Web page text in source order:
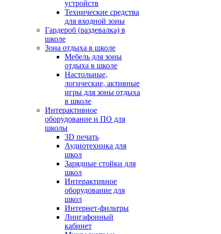
устройств
Технические средства
для входной зоны
Гардероб (раздевалка) в
школе
Зона отдыха в школе
Мебель для зоны
отдыха в школе
Настольные,
логические, активные
игры для зоны отдыха
в школе
Интерактивное
оборудование и ПО для
школы
3D печать
Аудиотехника для
школ
Зарядные стойки для
школ
Интерактивное
оборудование для
школ
Интернет-фильтры
Лингафонный
кабинет